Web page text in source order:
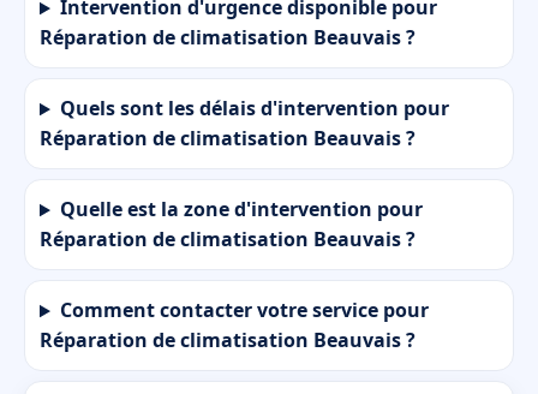
Intervention d'urgence disponible pour
Réparation de climatisation Beauvais ?
Quels sont les délais d'intervention pour
Réparation de climatisation Beauvais ?
Quelle est la zone d'intervention pour
Réparation de climatisation Beauvais ?
Comment contacter votre service pour
Réparation de climatisation Beauvais ?